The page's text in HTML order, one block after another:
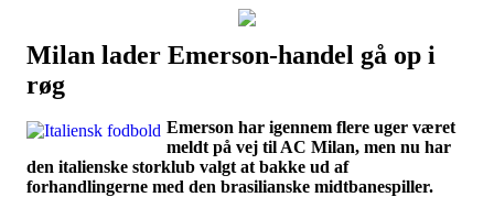
Наши партнеры
Milan lader Emerson-handel gå op i
røg
Emerson har igennem flere uger været
meldt på vej til AC Milan, men nu har
den italienske storklub valgt at bakke ud af
forhandlingerne med den brasilianske midtbanespiller.